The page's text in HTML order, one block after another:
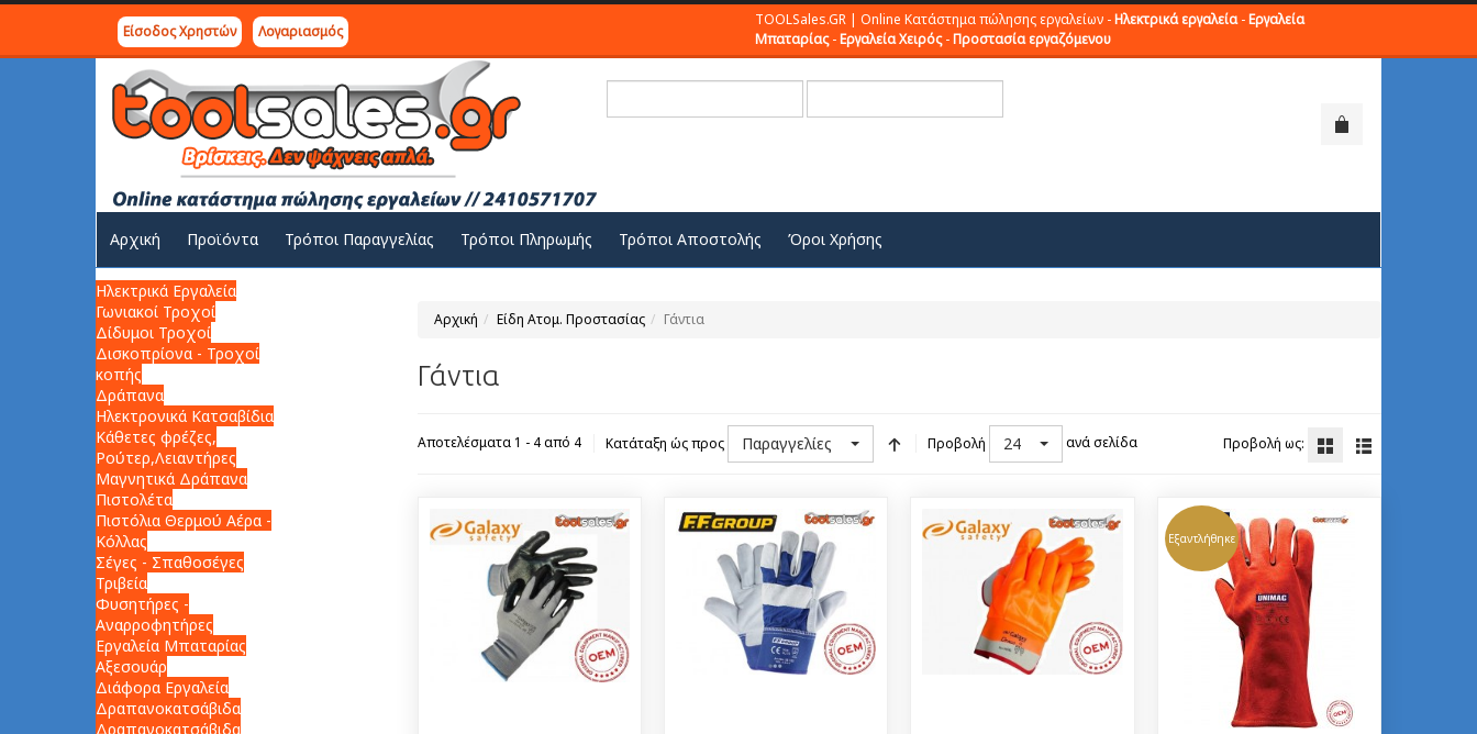
Είσοδος Χρηστών Λογαριασμός
TOOLSales.GR | Online Κατάστημα πώλησης εργαλείων -Ηλεκτρικά εργαλεία-Εργαλεία
Μπαταρίας-Εργαλεία Χειρός-Προστασία εργαζόμενου
Αρχική Προϊόντα Τρόποι Παραγγελίας Τρόποι Πληρωμής Τρόποι Αποστολής Όροι Χρήσης
Αρχική Είδη Ατομ. Προστασίας Γάντια
Γάντια
Αποτελέσματα 1 - 4 από 4 Κατάταξη ώς προς Παραγγελίες Προβολή 24 ανά σελίδα Προβολή ως:
Εξαντλήθηκε
Ηλεκτρικά Εργαλεία
Γωνιακοί Τροχοί
Δίδυμοι Τροχοί
Δισκοπρίονα - Τροχοί
κοπής
Δράπανα
Ηλεκτρονικά Κατσαβίδια
Κάθετες φρέζες,
Ρούτερ,Λειαντήρες
Μαγνητικά Δράπανα
Πιστολέτα
Πιστόλια Θερμού Αέρα -
Κόλλας
Σέγες - Σπαθοσέγες
Τριβεία
Φυσητήρες -
Αναρροφητήρες
Εργαλεία Μπαταρίας
Αξεσουάρ
Διάφορα Εργαλεία
Δραπανοκατσάβιδα
Δραπανοκατσάβιδα